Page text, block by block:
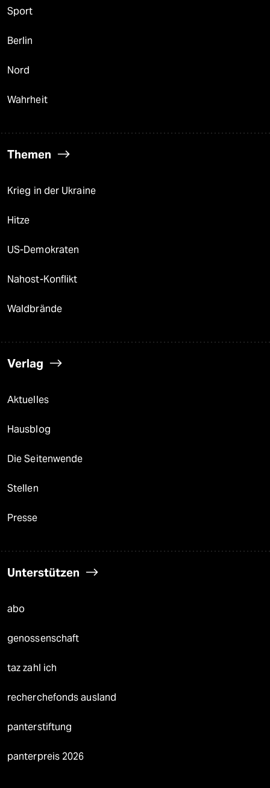
Sport
Berlin
Nord
Wahrheit
Themen
Krieg in der Ukraine
Hitze
US-Demokraten
Nahost-Konflikt
Waldbrände
Verlag
Aktuelles
Hausblog
Die Seitenwende
Stellen
Presse
Unterstützen
abo
genossenschaft
taz zahl ich
recherchefonds ausland
panterstiftung
panterpreis 2026